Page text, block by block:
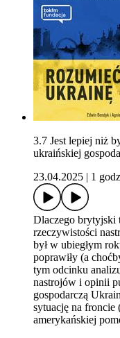
3.7 Jest lepiej niż
ukraińskiej
23.04.2025
1
Dlaczego brytyjski
rzeczywistości
był w ubiegłym
poprawiły (a
tym odcinku
nastrojów i opinii
gospodarczą
sytuację na froncie
amerykańskiej